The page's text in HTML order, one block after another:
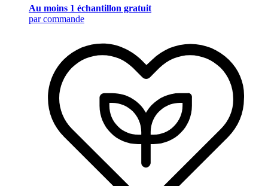
Au moins 1 échantillon gratuit
par commande